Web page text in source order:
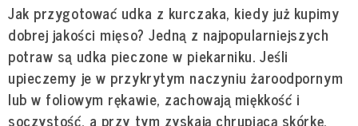
Jak przygotować udka z kurczaka, kiedy już kupimy
dobrej jakości mięso? Jedną z najpopularniejszych
potraw są udka pieczone w piekarniku. Jeśli
upieczemy je w przykrytym naczyniu żaroodpornym
lub w foliowym rękawie, zachowają miękkość i
soczystość, a przy tym zyskają chrupiącą skórkę.